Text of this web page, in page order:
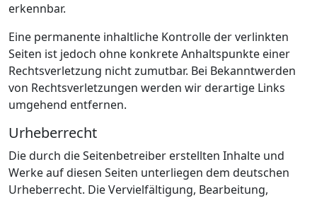
erkennbar.
Eine permanente inhaltliche Kontrolle der verlinkten
Seiten ist jedoch ohne konkrete Anhaltspunkte einer
Rechtsverletzung nicht zumutbar. Bei Bekanntwerden
von Rechtsverletzungen werden wir derartige Links
umgehend entfernen.
Urheberrecht
Die durch die Seitenbetreiber erstellten Inhalte und
Werke auf diesen Seiten unterliegen dem deutschen
Urheberrecht. Die Vervielfältigung, Bearbeitung,